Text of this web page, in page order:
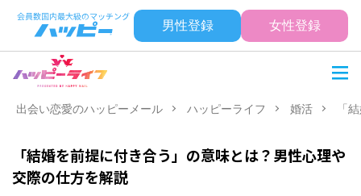
男性登録 女性登録
出会い恋愛のハッピーメール ハッピーライフ 婚活 「
「結婚を前提に付き合う」の意味とは？男性心理や
交際の仕方を解説